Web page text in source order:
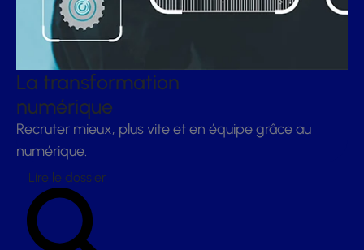
La transformation
numérique
Recruter mieux, plus vite et en équipe grâce au
numérique.
Lire le dossier